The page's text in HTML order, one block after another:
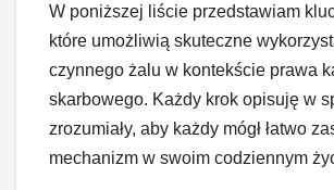
W poniższej liście przedstawiam
które umożliwią skuteczne
czynnego żalu w kontekście prawa
skarbowego. Każdy krok opisuję w
zrozumiały, aby każdy mógł łatwo
mechanizm w swoim codziennym